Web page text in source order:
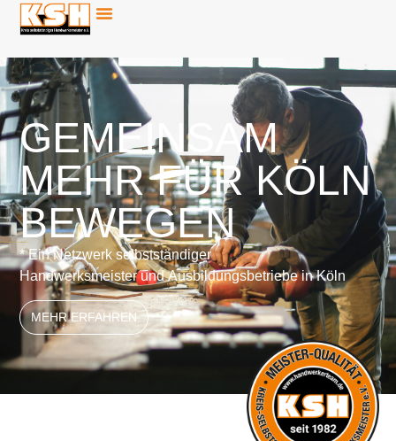
GEMEINSAM
MEHR FÜR KÖLN
BEWEGEN
* Ein Netzwerk selbstständiger
Handwerksmeister und Ausbildungsbetriebe in Köln
MEHR ERFAHREN